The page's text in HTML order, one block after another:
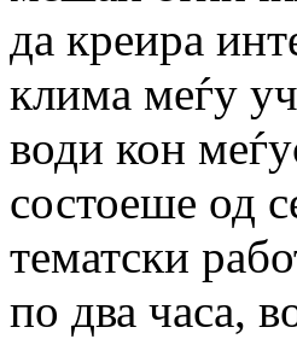
да креира
клима меѓу
води кон
состоеше од
тематски
по два часа,